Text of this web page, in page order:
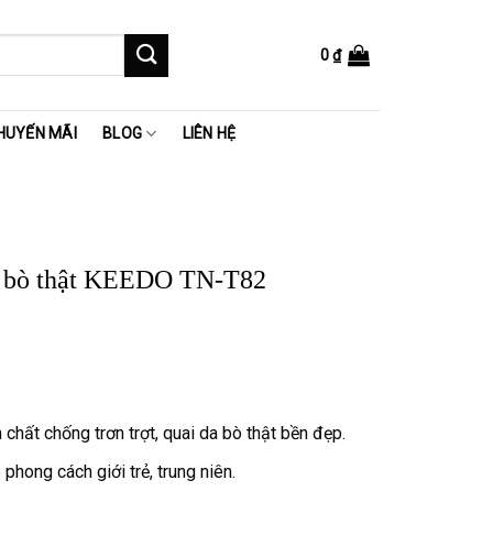
0₫
MÃI BLOG LIÊN HỆ
thật KEEDO TN-T82
chống trơn trợt, quai da bò thật bền đẹp.
cách giới trẻ, trung niên.